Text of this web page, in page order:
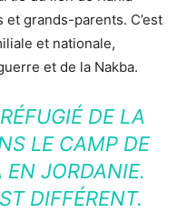
grands-parents. C’est
et nationale,
et de la Nakba.
DE LA
LE CAMP DE
EN JORDANIE.
DIFFÉRENT.